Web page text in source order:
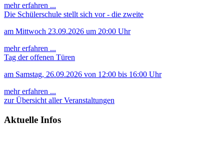
mehr erfahren ...
Die Schülerschule stellt sich vor - die zweite
am Mittwoch 23.09.2026 um 20:00 Uhr
mehr erfahren ...
Tag der offenen Türen
am Samstag, 26.09.2026 von 12:00 bis 16:00 Uhr
mehr erfahren ...
zur Übersicht aller Veranstaltungen
Aktuelle Infos